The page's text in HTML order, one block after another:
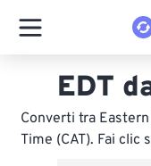
EDT
Converti tra
Time (CAT). Fai clic